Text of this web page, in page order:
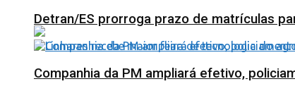
Detran/ES prorroga prazo de matrículas
Companhia da PM ampliará efetivo,